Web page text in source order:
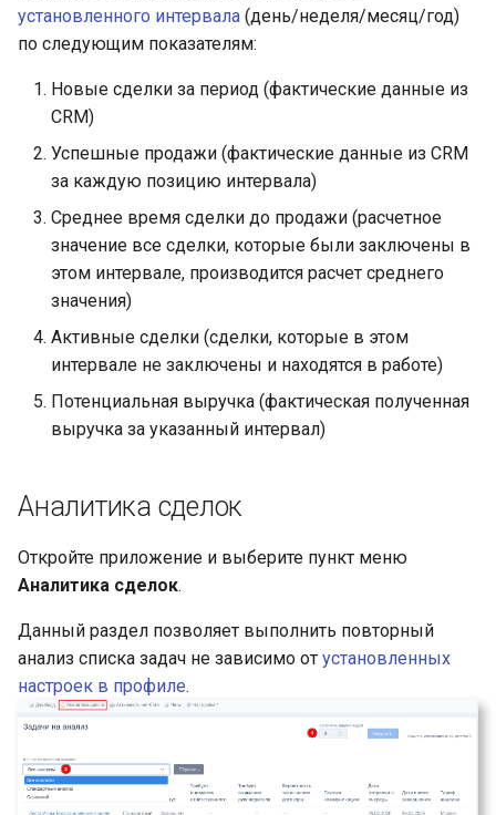
установленного интервала (день/неделя/месяц/год)
по следующим показателям:
Новые сделки за период (фактические данные из
CRM)
Успешные продажи (фактические данные из CRM
за каждую позицию интервала)
Среднее время сделки до продажи (расчетное
значение все сделки, которые были заключены в
этом интервале, производится расчет среднего
значения)
Активные сделки (сделки, которые в этом
интервале не заключены и находятся в работе)
Потенциальная выручка (фактическая полученная
выручка за указанный интервал)
Аналитика сделок
Откройте приложение и выберите пункт меню
Аналитика сделок.
Данный раздел позволяет выполнить повторный
анализ списка задач не зависимо от установленных
настроек в профиле.